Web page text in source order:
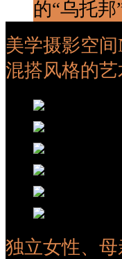
的“乌托邦
美学摄影空间
混搭风格的艺
独立女性、